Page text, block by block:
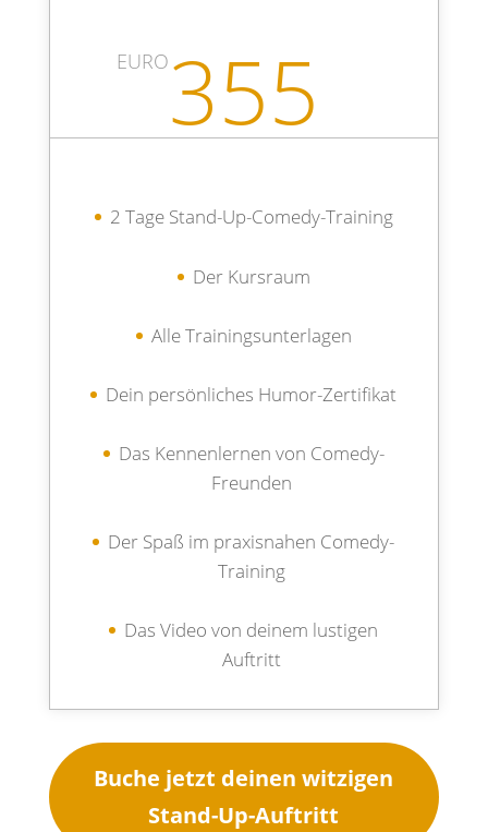
EURO355
2 Tage Stand-Up-Comedy-Training
Der Kursraum
Alle Trainingsunterlagen
Dein persönliches Humor-Zertifikat
Das Kennenlernen von Comedy-
Freunden
Der Spaß im praxisnahen Comedy-
Training
Das Video von deinem lustigen
Auftritt
Buche jetzt deinen witzigen
Stand-Up-Auftritt